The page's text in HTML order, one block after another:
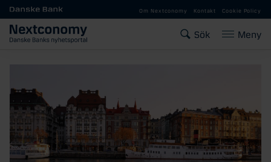
Gå till huvudinnehåll
Om Nextconomy Kontakt Cookie Policy
Sök Meny